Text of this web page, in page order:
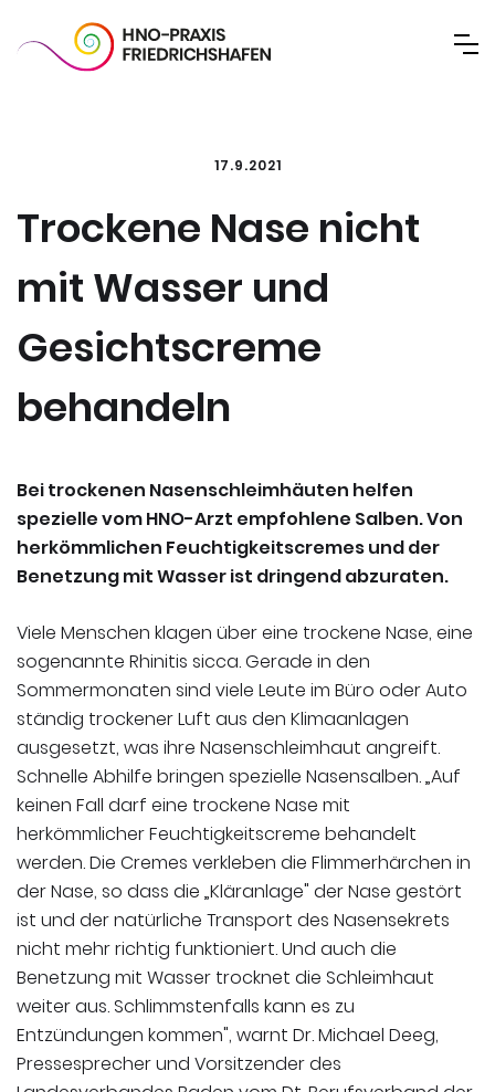
17.9.2021
Trockene Nase nicht
mit Wasser und
Gesichtscreme
behandeln
Bei trockenen Nasenschleimhäuten helfen
spezielle vom HNO-Arzt empfohlene Salben. Von
herkömmlichen Feuchtigkeitscremes und der
Benetzung mit Wasser ist dringend abzuraten.
Viele Menschen klagen über eine trockene Nase, eine
sogenannte Rhinitis sicca. Gerade in den
Sommermonaten sind viele Leute im Büro oder Auto
ständig trockener Luft aus den Klimaanlagen
ausgesetzt, was ihre Nasenschleimhaut angreift.
Schnelle Abhilfe bringen spezielle Nasensalben. „Auf
keinen Fall darf eine trockene Nase mit
herkömmlicher Feuchtigkeitscreme behandelt
werden. Die Cremes verkleben die Flimmerhärchen in
der Nase, so dass die „Kläranlage" der Nase gestört
ist und der natürliche Transport des Nasensekrets
nicht mehr richtig funktioniert. Und auch die
Benetzung mit Wasser trocknet die Schleimhaut
weiter aus. Schlimmstenfalls kann es zu
Entzündungen kommen", warnt Dr. Michael Deeg,
Pressesprecher und Vorsitzender des